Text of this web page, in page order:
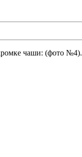
чаши: (фото №4).